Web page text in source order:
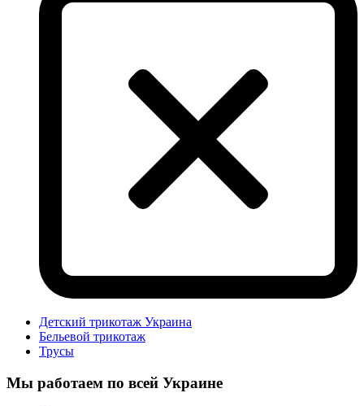
Детский трикотаж Украина
Бельевой трикотаж
Трусы
Мы работаем по всей Украине